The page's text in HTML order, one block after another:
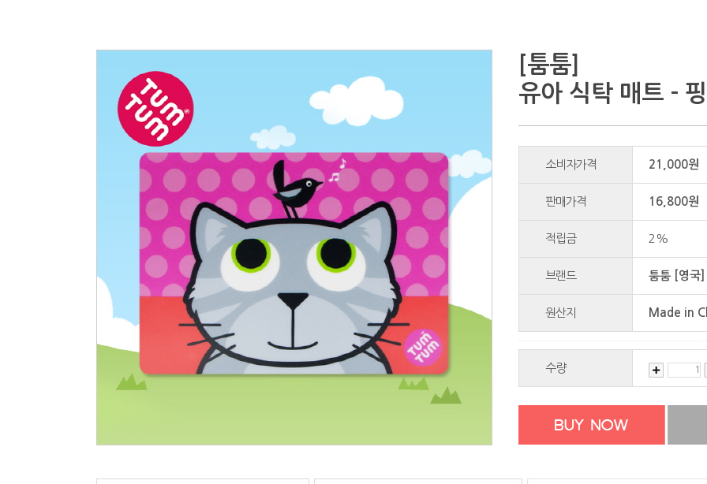
[툼툼]
유아 식탁 매트 -
소비자가격 21,000원
판매가격 16,800원
적립금 2%
브랜드 툼툼 [영국]
원산지 Made in
수량